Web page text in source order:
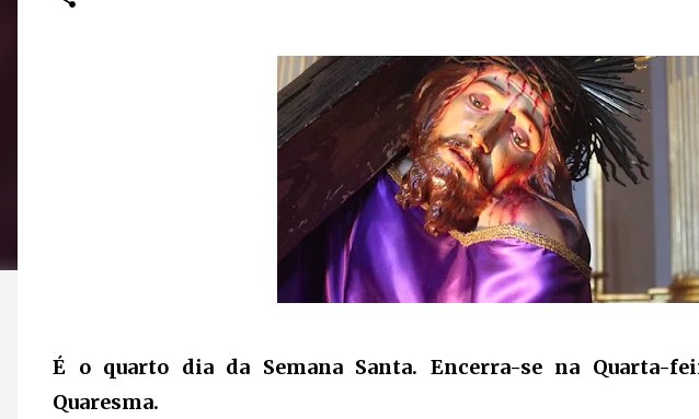
É o quarto dia da Semana Santa. Encerra-se na Quarta-
Quaresma.